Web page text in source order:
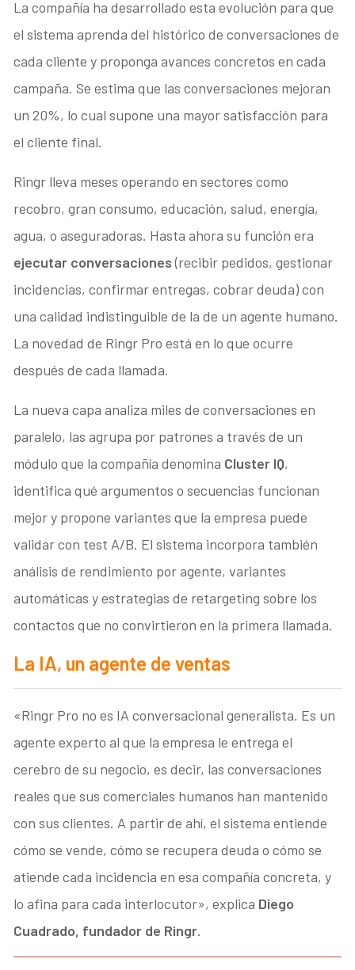
La compañía ha desarrollado esta evolución para que
el sistema aprenda del histórico de conversaciones de
cada cliente y proponga avances concretos en cada
campaña. Se estima que las conversaciones mejoran
un 20%, lo cual supone una mayor satisfacción para
el cliente final.
Ringr lleva meses operando en sectores como
recobro, gran consumo, educación, salud, energía,
agua, o aseguradoras. Hasta ahora su función era
ejecutar conversaciones(recibir pedidos, gestionar
incidencias, confirmar entregas, cobrar deuda) con
una calidad indistinguible de la de un agente humano.
La novedad de Ringr Pro está en lo que ocurre
después de cada llamada.
La nueva capa analiza miles de conversaciones en
paralelo, las agrupa por patrones a través de un
módulo que la compañía denomina Cluster IQ,
identifica qué argumentos o secuencias funcionan
mejor y propone variantes que la empresa puede
validar con test A/B. El sistema incorpora también
análisis de rendimiento por agente, variantes
automáticas y estrategias de retargeting sobre los
contactos que no convirtieron en la primera llamada.
La IA, un agente de ventas
«Ringr Pro no es IA conversacional generalista. Es un
agente experto al que la empresa le entrega el
cerebro de su negocio, es decir, las conversaciones
reales que sus comerciales humanos han mantenido
con sus clientes. A partir de ahí, el sistema entiende
cómo se vende, cómo se recupera deuda o cómo se
atiende cada incidencia en esa compañía concreta, y
lo afina para cada interlocutor», explica Diego
Cuadrado, fundador de Ringr.